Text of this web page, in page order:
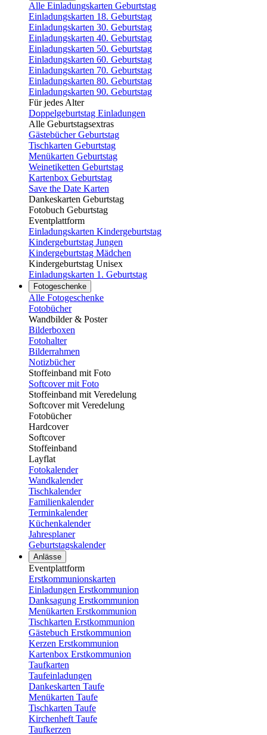
Alle Einladungskarten Geburtstag
Einladungskarten 18. Geburtstag
Einladungskarten 30. Geburtstag
Einladungskarten 40. Geburtstag
Einladungskarten 50. Geburtstag
Einladungskarten 60. Geburtstag
Einladungskarten 70. Geburtstag
Einladungskarten 80. Geburtstag
Einladungskarten 90. Geburtstag
Für jedes Alter
Doppelgeburtstag Einladungen
Alle Geburtstagsextras
Gästebücher Geburtstag
Tischkarten Geburtstag
Menükarten Geburtstag
Weinetiketten Geburtstag
Kartenbox Geburtstag
Save the Date Karten
Dankeskarten Geburtstag
Fotobuch Geburtstag
Eventplattform
Einladungskarten Kindergeburtstag
Kindergeburtstag Jungen
Kindergeburtstag Mädchen
Kindergeburtstag Unisex
Einladungskarten 1. Geburtstag
Fotogeschenke
Alle Fotogeschenke
Fotobücher
Wandbilder & Poster
Bilderboxen
Fotohalter
Bilderrahmen
Notizbücher
Stoffeinband mit Foto
Softcover mit Foto
Stoffeinband mit Veredelung
Softcover mit Veredelung
Fotobücher
Hardcover
Softcover
Stoffeinband
Layflat
Fotokalender
Wandkalender
Tischkalender
Familienkalender
Terminkalender
Küchenkalender
Jahresplaner
Geburtstagskalender
Anlässe
Eventplattform
Erstkommunionskarten
Einladungen Erstkommunion
Danksagung Erstkommunion
Menükarten Erstkommunion
Tischkarten Erstkommunion
Gästebuch Erstkommunion
Kerzen Erstkommunion
Kartenbox Erstkommunion
Taufkarten
Taufeinladungen
Dankeskarten Taufe
Menükarten Taufe
Tischkarten Taufe
Kirchenheft Taufe
Taufkerzen